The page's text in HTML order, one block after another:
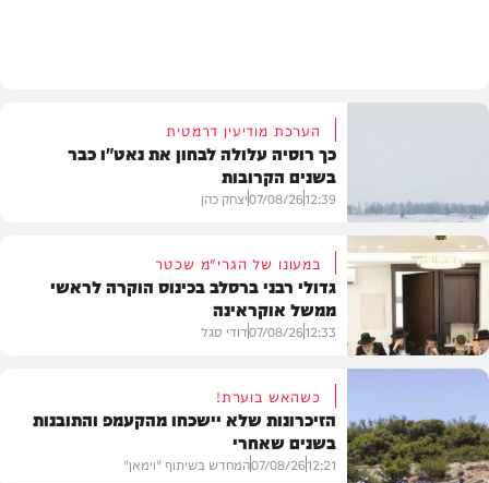
הערכת מודיעין דרמטית
כך רוסיה עלולה לבחון את נאט"ו כבר
בשנים הקרובות
12:39
07/08/26יצחק כהן
חרדים
במעונו של הגרי"מ שכטר
גדולי רבני ברסלב בכינוס הוקרה לראשי
ממשל אוקראינה
12:33
07/08/26דודי סגל
כשהאש בוערת!
הזיכרונות שלא יישכחו מהקעמפ והתובנות
בשנים שאחרי
12:21
07/08/26המחדש בשיתוף "וימאן"